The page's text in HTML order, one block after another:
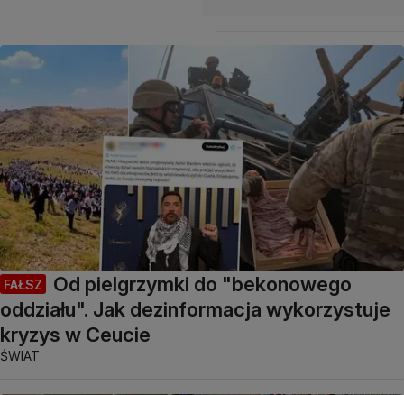
FAŁSZ
Od pielgrzymki do "bekonowego
oddziału". Jak dezinformacja wykorzystuje
kryzys w Ceucie
ŚWIAT